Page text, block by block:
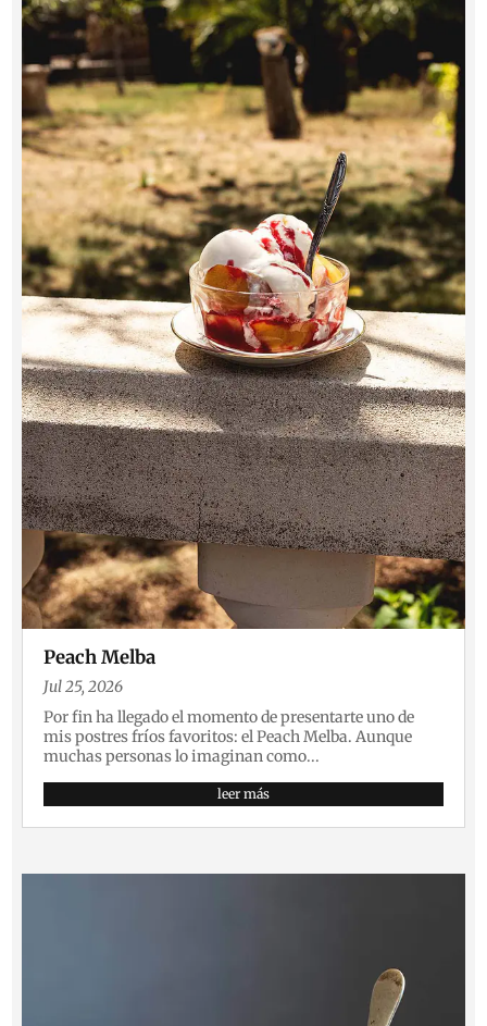
Peach Melba
Jul 25, 2026
Por fin ha llegado el momento de presentarte uno de
mis postres fríos favoritos: el Peach Melba. Aunque
muchas personas lo imaginan como...
leer más